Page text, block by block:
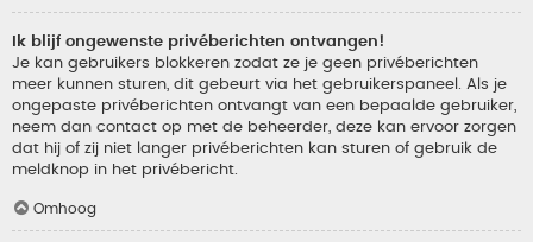
Ik blijf ongewenste privéberichten ontvangen!
Je kan gebruikers blokkeren zodat ze je geen privéberichten
meer kunnen sturen, dit gebeurt via het gebruikerspaneel. Als je
ongepaste privéberichten ontvangt van een bepaalde gebruiker,
neem dan contact op met de beheerder, deze kan ervoor zorgen
dat hij of zij niet langer privéberichten kan sturen of gebruik de
meldknop in het privébericht.
Omhoog